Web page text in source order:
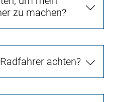
zu machen?
achten?